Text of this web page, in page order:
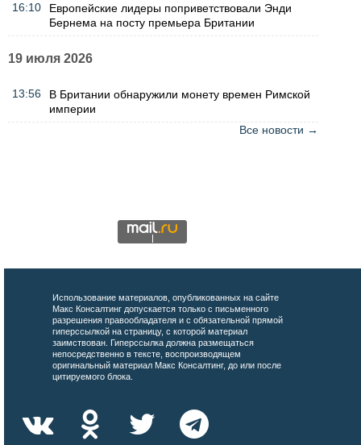
16:10
Европейские лидеры поприветствовали Энди
Бернема на посту премьера Британии
19 июля 2026
13:56
В Британии обнаружили монету времен Римской
империи
Все новости →
Использование материалов, опубликованных на сайте
Макс Консалтинг допускается только с письменного
разрешения правообладателя и с обязательной прямой
гиперссылкой на страницу, с которой материал
заимствован. Гиперссылка должна размещаться
непосредственно в тексте, воспроизводящем
оригинальный материал Макс Консалтинг, до или после
цитируемого блока.